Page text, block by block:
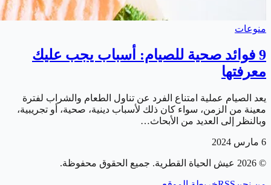
منوعات
9 فوائد صحية للصيام: أسباب يجب عليك
معرفتها
يعد الصيام عملية امتناع الفرد عن تناول الطعام والشراب لفترة
معينة من الزمن، سواء كان ذلك لأسباب دينية، صحية، أو تجريبية،
وبالنظر إلى العديد من الأبحاث…
6 مارس 2024
©
2026 عيش الحياة القطرية. جميع الحقوق محفوظة.